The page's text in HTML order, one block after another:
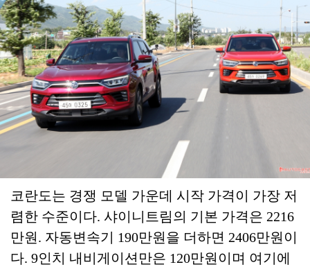
코란도는 경쟁 모델 가운데 시작 가격이 가장 저
렴한 수준이다. 샤이니트림의 기본 가격은 2216
만원. 자동변속기 190만원을 더하면 2406만원이
다. 9인치 내비게이션만은 120만원이며 여기에